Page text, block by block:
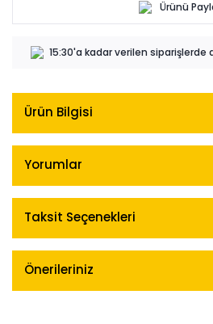
Ürünü
15:30'a kadar verilen siparişlerde
Ürün Bilgisi
Yorumlar
Taksit Seçenekleri
Önerileriniz